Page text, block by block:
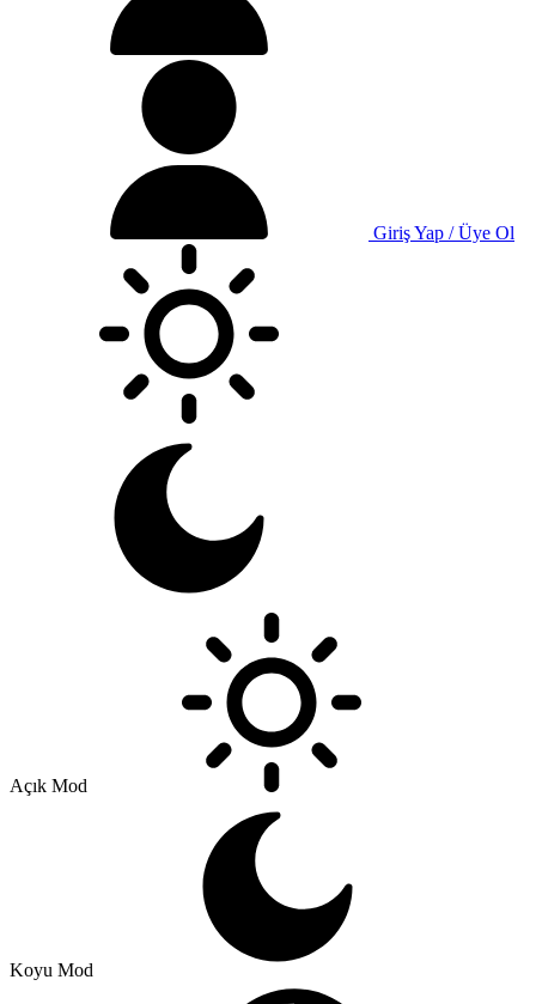
Giriş Yap / Üye Ol
Açık Mod
Koyu Mod